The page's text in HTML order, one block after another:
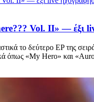
Vol. II» — έξι
το δεύτερο EP της
όπως «My Hero» και